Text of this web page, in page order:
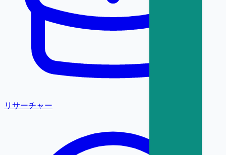
リサーチャー